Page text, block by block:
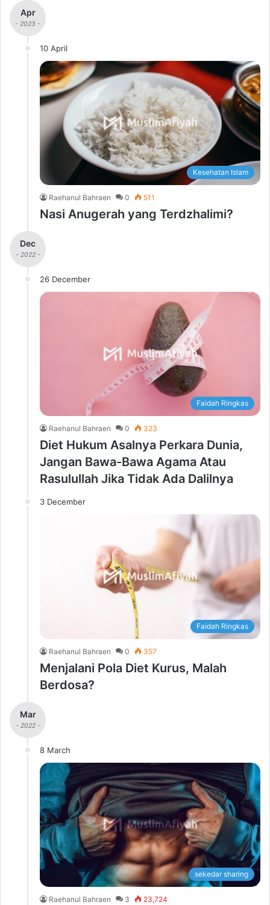
Apr
- 2023 -
10 April
Kesehatan Islam
Raehanul Bahraen 0 511
Nasi Anugerah yang Terdzhalimi?
Dec
- 2022 -
26 December
Faidah Ringkas
Raehanul Bahraen 0 323
Diet Hukum Asalnya Perkara Dunia,
Jangan Bawa-Bawa Agama Atau
Rasulullah Jika Tidak Ada Dalilnya
3 December
Faidah Ringkas
Raehanul Bahraen 0 357
Menjalani Pola Diet Kurus, Malah
Berdosa?
Mar
- 2022 -
8 March
sekedar sharing
Raehanul Bahraen 3 23,724